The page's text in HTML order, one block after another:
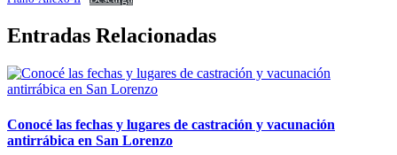
Entradas Relacionadas
Conocé las fechas y lugares de castración y vacunación
antirrábica en San Lorenzo